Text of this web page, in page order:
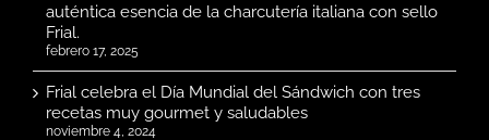
auténtica esencia de la charcutería italiana con sello
Frial.
febrero 17, 2025
Frial celebra el Día Mundial del Sándwich con tres
recetas muy gourmet y saludables
noviembre 4, 2024